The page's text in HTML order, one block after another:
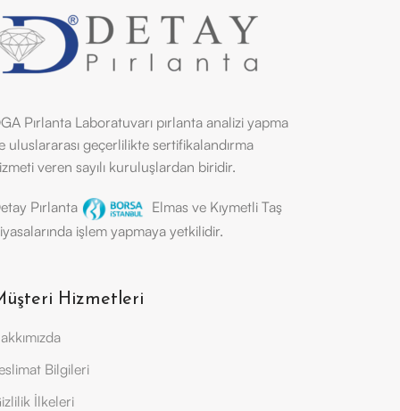
Pırlanta Laboratuvarı pırlanta analizi yapma
uluslararası geçerlilikte sertifikalandırma
veren sayılı kuruluşlardan biridir.
Pırlanta
Elmas ve Kıymetli Taş
işlem yapmaya yetkilidir.
Hizmetleri
Bilgileri
İlkeleri